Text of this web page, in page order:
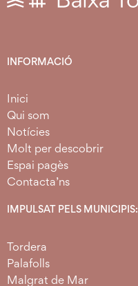
INFORMACIÓ
Inici
Qui som
Notícies
Molt per descobrir
Espai pagès
Contacta’ns
IMPULSAT PELS MUNICIPIS:
Tordera
Palafolls
Malgrat de Mar